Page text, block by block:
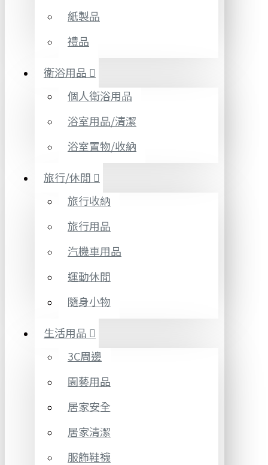
紙製品
禮品
衛浴用品
個人衛浴用品
浴室用品/清潔
浴室置物/收納
旅行/休閒
旅行收納
旅行用品
汽機車用品
運動休閒
隨身小物
生活用品
3C周邊
園藝用品
居家安全
居家清潔
服飾鞋襪